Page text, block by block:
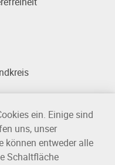
ein. Einige sind
uns, unser
können entweder alle
Schaltfläche